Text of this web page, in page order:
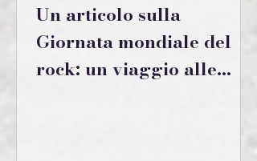
Un articolo sulla
Giornata mondiale del
rock: un viaggio alle